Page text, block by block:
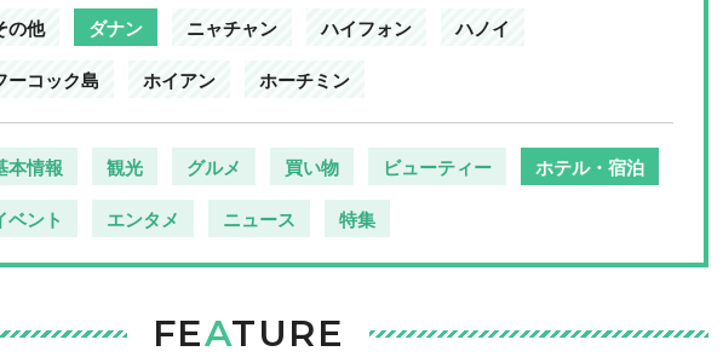
の他 ダナン ニャチャン ハイフォン ハノイ
ーコック島 ホイアン ホーチミン
本情報 観光 グルメ 買い物 ビューティー ホテル・宿泊
ベント エンタメ ニュース 特集
FEATURE